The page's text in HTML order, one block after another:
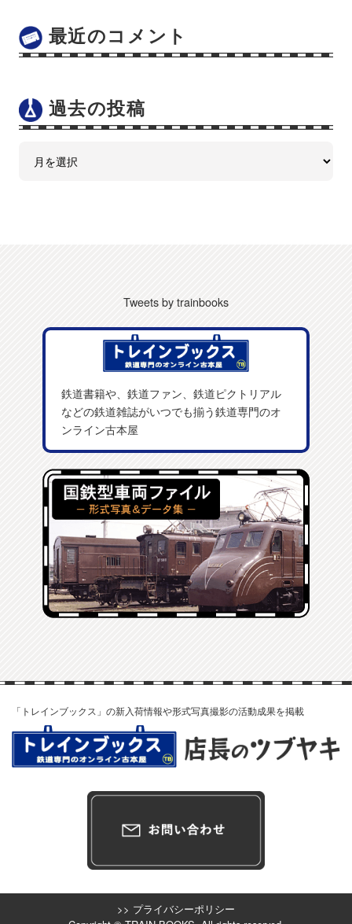
最近のコメント
過去の投稿
Tweets by trainbooks
鉄道書籍や、鉄道ファン、鉄道ピクトリアル
などの鉄道雑誌がいつでも揃う鉄道専門のオ
ンライン古本屋
「トレインブックス」の新入荷情報や形式写真撮影の活動成果を掲載
>> プライバシーポリシー